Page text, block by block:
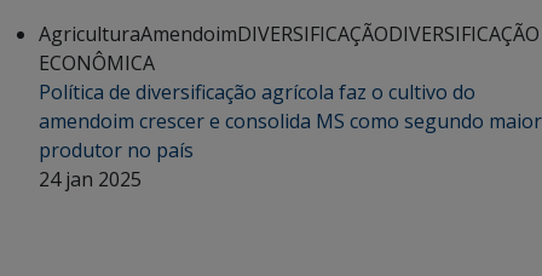
AgriculturaAmendoimDIVERSIFICAÇÃODIVERSIFICAÇÃO
ECONÔMICA
Política de diversificação agrícola faz o cultivo do
amendoim crescer e consolida MS como segundo maior
produtor no país
24 jan 2025